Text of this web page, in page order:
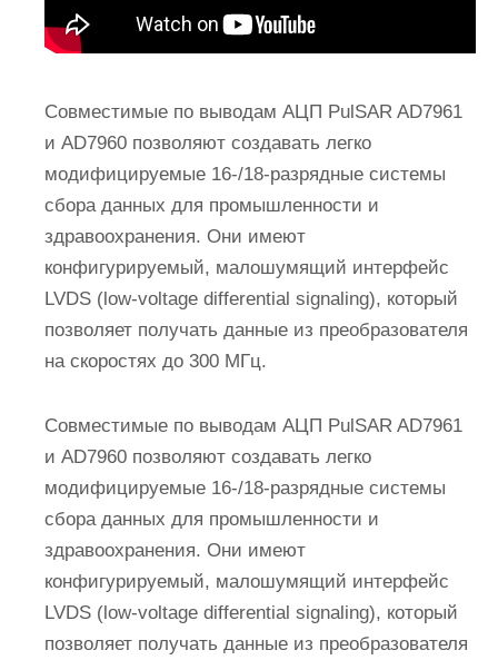
Совместимые по выводам АЦП PulSAR AD7961
и AD7960 позволяют создавать легко
модифицируемые 16-/18-разрядные системы
сбора данных для промышленности и
здравоохранения. Они имеют
конфигурируемый, малошумящий интерфейс
LVDS (low-voltage differential signaling), который
позволяет получать данные из преобразователя
на скоростях до 300 МГц.
Совместимые по выводам АЦП PulSAR AD7961
и AD7960 позволяют создавать легко
модифицируемые 16-/18-разрядные системы
сбора данных для промышленности и
здравоохранения. Они имеют
конфигурируемый, малошумящий интерфейс
LVDS (low-voltage differential signaling), который
позволяет получать данные из преобразователя